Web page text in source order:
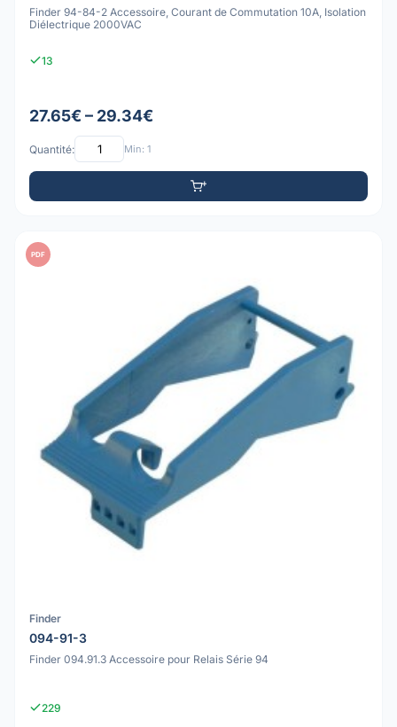
Finder 94-84-2 Accessoire, Courant de Commutation 10A, Isolation
Diélectrique 2000VAC
13
27.65€ – 29.34€
Quantité: Min: 1
PDF
Finder
094-91-3
Finder 094.91.3 Accessoire pour Relais Série 94
229